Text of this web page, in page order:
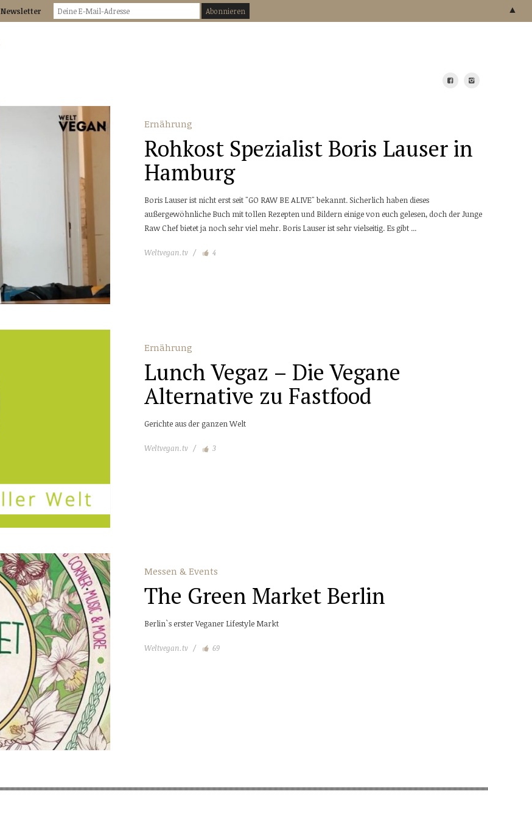
Ernährung
Rohkost Spezialist Boris Lauser in
Hamburg
Boris Lauser ist nicht erst seit "GO RAW BE ALIVE" bekannt. Sicherlich haben dieses
außergewöhnliche Buch mit tollen Rezepten und Bildern einige von euch gelesen, doch der Junge
Raw Chef bietet ja noch sehr viel mehr. Boris Lauser ist sehr vielseitig. Es gibt ...
Weltvegan.tv 4
Ernährung
Lunch Vegaz – Die Vegane
Alternative zu Fastfood
Gerichte aus der ganzen Welt
Weltvegan.tv 3
Messen & Events
The Green Market Berlin
Berlin`s erster Veganer Lifestyle Markt
Weltvegan.tv 69
Newsletter ▲